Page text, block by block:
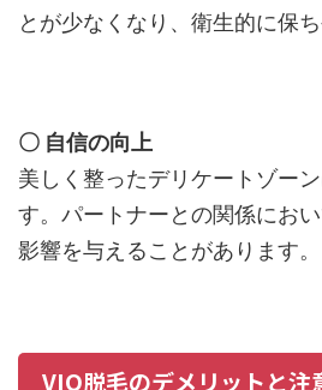
とが少なくなり、衛生的に保
〇 自信の向上
美しく整ったデリケートゾー
す。パートナーとの関係にお
影響を与えることがあります。
VIO脱毛のデメリットと注